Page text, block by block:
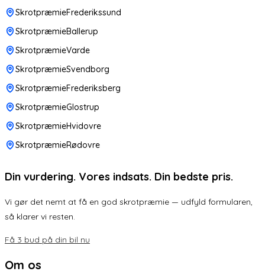
SkrotpræmieFrederikssund
SkrotpræmieBallerup
SkrotpræmieVarde
SkrotpræmieSvendborg
SkrotpræmieFrederiksberg
SkrotpræmieGlostrup
SkrotpræmieHvidovre
SkrotpræmieRødovre
Din vurdering. Vores indsats. Din bedste pris.
Vi gør det nemt at få en god skrotpræmie — udfyld formularen,
så klarer vi resten.
Få 3 bud på din bil nu
Om os